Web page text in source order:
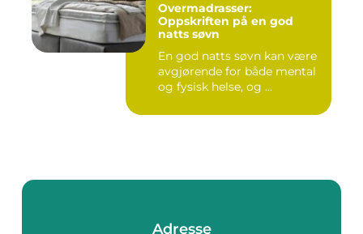
Overmadrasser:
Oppskriften på en god
natts søvn
En god natts søvn kan være
avgjørende for både mental
og fysisk helse, og ...
Adresse